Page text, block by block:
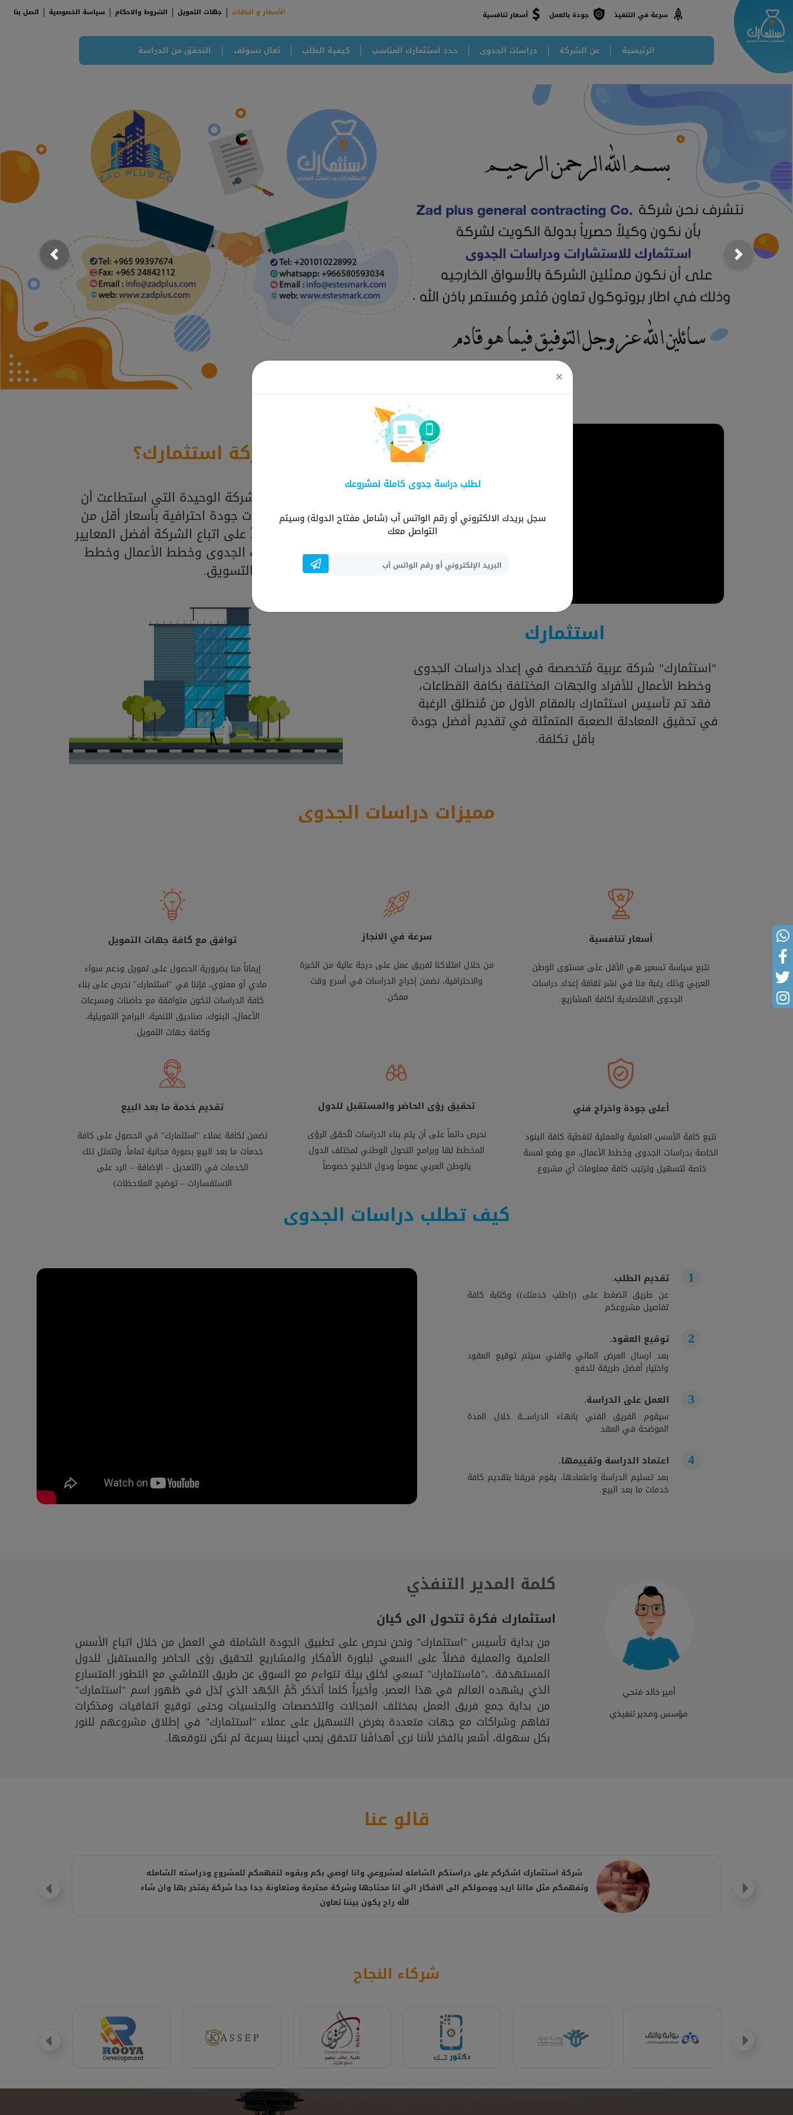
سرعة في التنفيذ جودة بالعمل أسعار تنافسية الأسعار و الباقات جهات التمويل الشروط والاحكام سياسة الخصوصية اتصل بنا
الرئيسية عن الشركة دراسات الجدوى حدد استثمارك المناسب كيفية الطلب تعال نسولف التحقق من الدراسة
Previous Next
لماذا شركة استثمارك؟
شركة استثمارك هي الشركة الوحيدة التي استطاعت أن
توفر دراسات شاملة وذات جودة احترافية بأسعار أقل من
المتواجدة بالسوق، فضلاً على اتباع الشركة أفضل المعايير
العالمية لإنشاء دراسات الجدوى وخطط الأعمال وخطط
التسويق.
استثمارك
"استثمارك" شركة عربية مُتخصصة في إعداد دراسات الجدوى
وخطط الأعمال للأفراد والجهات المختلفة بكافة القطاعات،
فقد تم تأسيس استثمارك بالمقام الأول من مُنطلق الرغبة
في تحقيق المعادلة الصعبة المتمثلة في تقديم أفضل جودة
بأقل تكلفة.
مميزات دراسات الجدوى
أسعار تنافسية
نتبع سياسة تسعير هي الأقل على مستوى الوطن
العربي وذلك رغبة منا في نشر ثقافة إعداد دراسات
الجدوى الاقتصادية لكافة المشاريع.
سرعة في الانجاز
من خلال امتلاكنا لفريق عمل على درجة عالية من الخبرة
والاحترافية، نضمن إخراج الدراسات في أسرع وقت
ممكن.
توافق مع كافة جهات التمويل
إيماناً منا بضرورية الحصول على تمويل ودعم سواء
مادي أو معنوي، فإننا في "استثمارك" نحرص على بناء
كافة الدراسات لتكون متوافقة مع حاضنات ومسرعات
الأعمال، البنوك، صناديق التنمية، البرامج التمويلية،
وكافة جهات التمويل.
أعلى جودة واخراج فني
نتبع كافة الأسس العلمية والعملية لتغطية كافة البنود
الخاصة بدراسات الجدوى وخطط الأعمال، مع وضع لمسة
خاصة لتسهيل وترتيب كافة معلومات أي مشروع.
تحقيق رؤى الحاضر والمستقبل للدول
نحرص دائماً على أن يتم بناء الدراسات لتُحقق الرؤى
المخطط لها وبرامج التحول الوطني لمختلف الدول
بالوطن العربي عموماً ودول الخليج خصوصاً
تقديم خدمة ما بعد البيع
نضمن لكافة عملاء "استثمارك" في الحصول على كافة
خدمات ما بعد البيع بصورة مجانية تماماً، وتتمثل تلك
الخدمات في (التعديل – الإضافة – الرد على
الاستفسارات – توضيح الملاحظات)
كيف تطلب دراسات الجدوى
تقديم الطلب.
عن طريق الضغط على ((اطلب خدمتك)) وكتابة كافة
تفاصيل مشروعكم
توقيع العقود.
بعد ارسال العرض المالي والفني سيتم توقيع العقود
واختيار أفضل طريقة للدفع.
العمل على الدراسة.
سيقوم الفريق الفني بانهـاء الدراســــة خلال المدة
الموضحة في العقد
اعتماد الدراسة وتقييمها.
بعد تسليم الدراسة واعتمادها، يقوم فريقنا بتقديم كافة
خدمات ما بعد البيع.
أمير خالد فتحي
مؤسس ومدير تنفيذي
كلمة المدير التنفذي
استثمارك فكرة تتحول الى كيان
من بداية تأسيس "استثمارك" ونحن نحرص على تطبيق الجودة الشاملة في العمل من خلال اتباع الأسس
العلمية والعملية فضلاً على السعي لبلورة الأفكار والمشاريع لتحقيق رؤى الحاضر والمستقبل للدول
المستهدفة. ،"فاستثمارك" تسعي لخلق بيئة تتواءم مع السوق عن طريق التماشي مع التطور المتسارع
الذي يشهده العالم في هذا العصر. وأخيراً كلما أتذكر كَمْ الجُهد الذي بُذل في ظهور اسم "استثمارك"
من بداية جمع فريق العمل بمختلف المجالات والتخصصات والجنسيات وحتى توقيع اتفاقيات ومذكرات
تفاهم وشراكات مع جهات متعددة بغرض التسهيل على عملاء "استثمارك" في إطلاق مشروعهم للنور
بكل سهولة، أشعر بالفخر لأننا نرى أهدافَنا تتحقق نِصب أعيننا بسرعة لم نكن نتوقعها.
قالو عنا
شركة استثمارك اشكركم على دراستكم الشامله لمشروعي وانا اوصي بكم وبقوه لتفهمكم للمشروع ودراسته الشامله
وتفهمكم مثل ماانا اريد ووصولكم الى الافكار الي انا محتاجها وشركة محترمة ومتعاونة جدا جدا شركة يفتخر بها وان شاء
الله راح يكون بيننا تعاون
شركاء النجاح
×
لطلب دراسة جدوى كاملة لمشروعك
سجل بريدك الالكتروني أو رقم الواتس آب (شامل مفتاح الدولة) وسيتم
التواصل معك